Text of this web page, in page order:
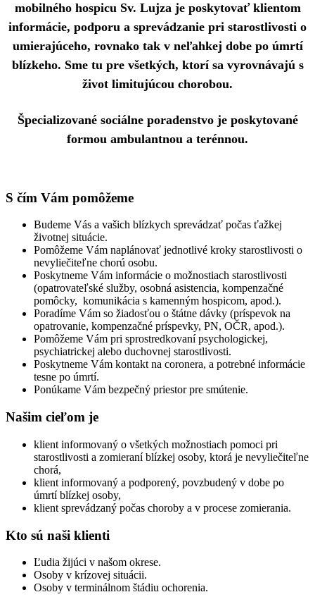
mobilného hospicu Sv. Lujza je poskytovať klientom
informácie, podporu a sprevádzanie pri starostlivosti o
umierajúceho, rovnako tak v neľahkej dobe po úmrtí
blízkeho. Sme tu pre všetkých, ktorí sa vyrovnávajú s
život limitujúcou chorobou.
Špecializované sociálne poradenstvo je poskytované
formou ambulantnou a terénnou.
S čím Vám pomôžeme
Budeme Vás a vašich blízkych sprevádzať počas ťažkej
životnej situácie.
Pomôžeme Vám naplánovať jednotlivé kroky starostlivosti o
nevyliečiteľne chorú osobu.
Poskytneme Vám informácie o možnostiach starostlivosti
(opatrovateľské služby, osobná asistencia, kompenzačné
pomôcky, komunikácia s kamenným hospicom, apod.).
Poradíme Vám so žiadosťou o štátne dávky (príspevok na
opatrovanie, kompenzačné príspevky, PN, OČR, apod.).
Pomôžeme Vám pri sprostredkovaní psychologickej,
psychiatrickej alebo duchovnej starostlivosti.
Poskytneme Vám kontakt na coronera, a potrebné informácie
tesne po úmrtí.
Ponúkame Vám bezpečný priestor pre smútenie.
Našim cieľom je
klient informovaný o všetkých možnostiach pomoci pri
starostlivosti a zomieraní blízkej osoby, ktorá je nevyliečiteľne
chorá,
klient informovaný a podporený, povzbudený v dobe po
úmrtí blízkej osoby,
klient sprevádzaný počas choroby a v procese zomierania.
Kto sú naši klienti
Ľudia žijúci v našom okrese.
Osoby v krízovej situácii.
Osoby v terminálnom štádiu ochorenia.